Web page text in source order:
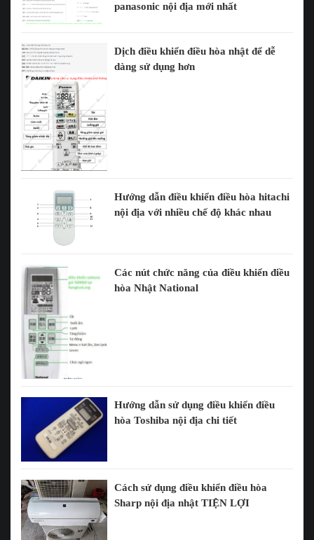
panasonic nội địa mới nhất
Dịch điều khiển điều hòa nhật để dễ
dàng sử dụng hơn
Hướng dẫn điều khiển điều hòa hitachi
nội địa với nhiều chế độ khác nhau
Các nút chức năng của điều khiển điều
hòa Nhật National
Hướng dẫn sử dụng điều khiển điều
hòa Toshiba nội địa chi tiết
Cách sử dụng điều khiển điều hòa
Sharp nội địa nhật TIỆN LỢI